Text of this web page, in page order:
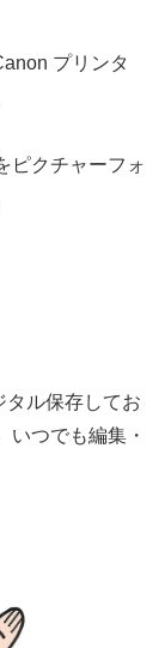
プリンタ
ピクチャーフォ
タル保存してお
いつでも編集・